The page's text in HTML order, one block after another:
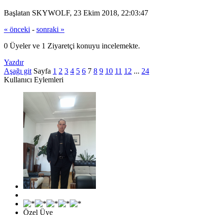
Başlatan SKYWOLF, 23 Ekim 2018, 22:03:47
« önceki - sonraki »
0 Üyeler ve 1 Ziyaretçi konuyu incelemekte.
Yazdır
Aşağı git Sayfa 1 2 3 4 5 6 7 8 9 10 11 12 ... 24
Kullanıcı Eylemleri
Özel Üye